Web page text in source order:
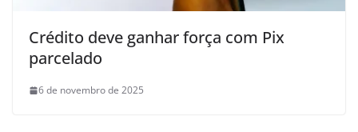
Crédito deve ganhar força com Pix
parcelado
6 de novembro de 2025